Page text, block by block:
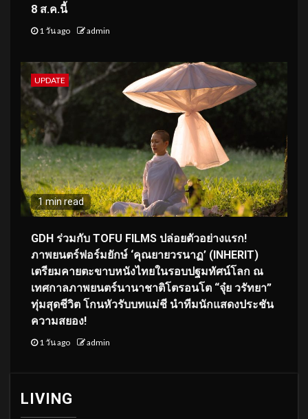
8 ส.ค.นี้
1 วัน ago admin
UPDATE
1 min read
GDH ร่วมกับ TOFU FILMS ปล่อยตัวอย่างแรก!
ภาพยนตร์ฟอร์มยักษ์ ‘คุณยายวรนาฏ’ (INHERIT)
เตรียมคายตะขาบหนังไทยในรอบปฐมทัศน์โลก ณ
เทศกาลภาพยนตร์นานาชาติโตรอนโต “จุ๋ย วรัทยา”
ทุ่มสุดชีวิต โกนหัวรับบทแม่ชี นำทีมนักแสดงประชัน
ความสยอง!
1 วัน ago admin
LIVING